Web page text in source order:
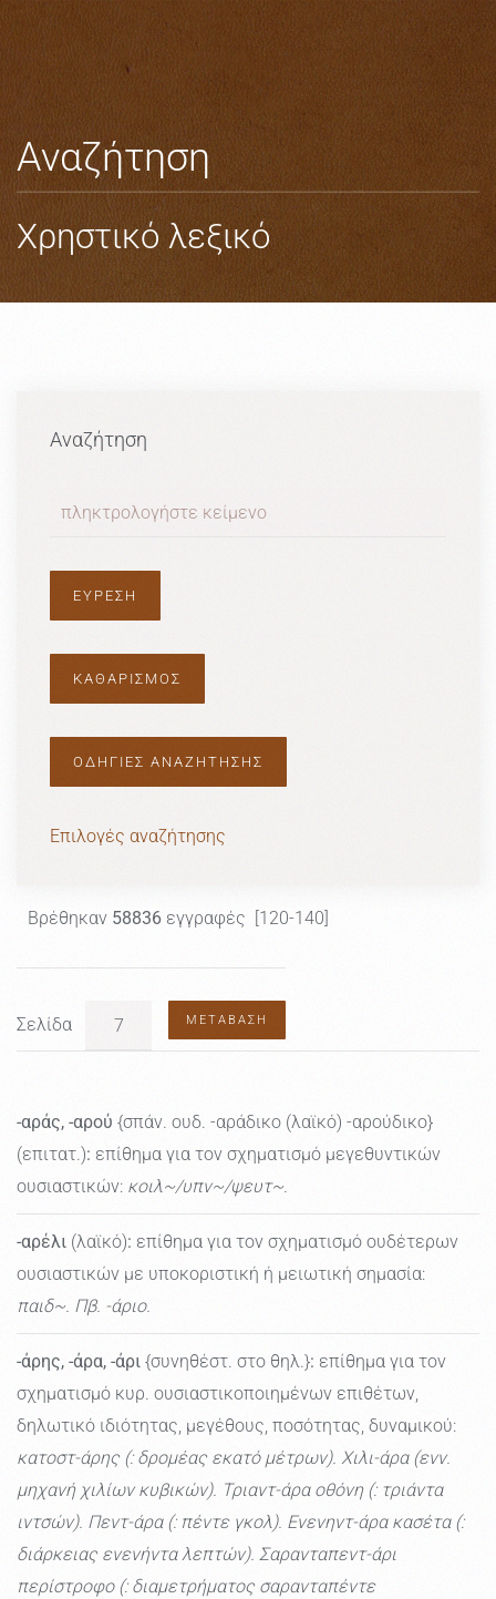
Skip to main content
Αναζήτηση
Χρηστικό λεξικό
Αναζήτηση
ΟΔΗΓΙΕΣ ΑΝΑΖΗΤΗΣΗΣ
Επιλογές αναζήτησης
Βρέθηκαν 58836 εγγραφές [120-140]
Σελίδα ΜΕΤΆΒΑΣΗ
-αράς, -αρού {σπάν. ουδ. -αράδικο (λαϊκό) -αρούδικο}
(επιτατ.): επίθημα για τον σχηματισμό μεγεθυντικών
ουσιαστικών: κοιλ~/υπν~/ψευτ~.
-αρέλι (λαϊκό): επίθημα για τον σχηματισμό ουδέτερων
ουσιαστικών με υποκοριστική ή μειωτική σημασία:
παιδ~. Πβ. -άριο.
-άρης, -άρα, -άρι {συνηθέστ. στο θηλ.}: επίθημα για τον
σχηματισμό κυρ. ουσιαστικοποιημένων επιθέτων,
δηλωτικό ιδιότητας, μεγέθους, ποσότητας, δυναμικού:
κατοστ-άρης (: δρομέας εκατό μέτρων). Χιλι-άρα (ενν.
μηχανή χιλίων κυβικών). Τριαντ-άρα οθόνη (: τριάντα
ιντσών). Πεντ-άρα (: πέντε γκολ). Ενενηντ-άρα κασέτα (:
διάρκειας ενενήντα λεπτών). Σαρανταπεντ-άρι
περίστροφο (: διαμετρήματος σαρανταπέντε